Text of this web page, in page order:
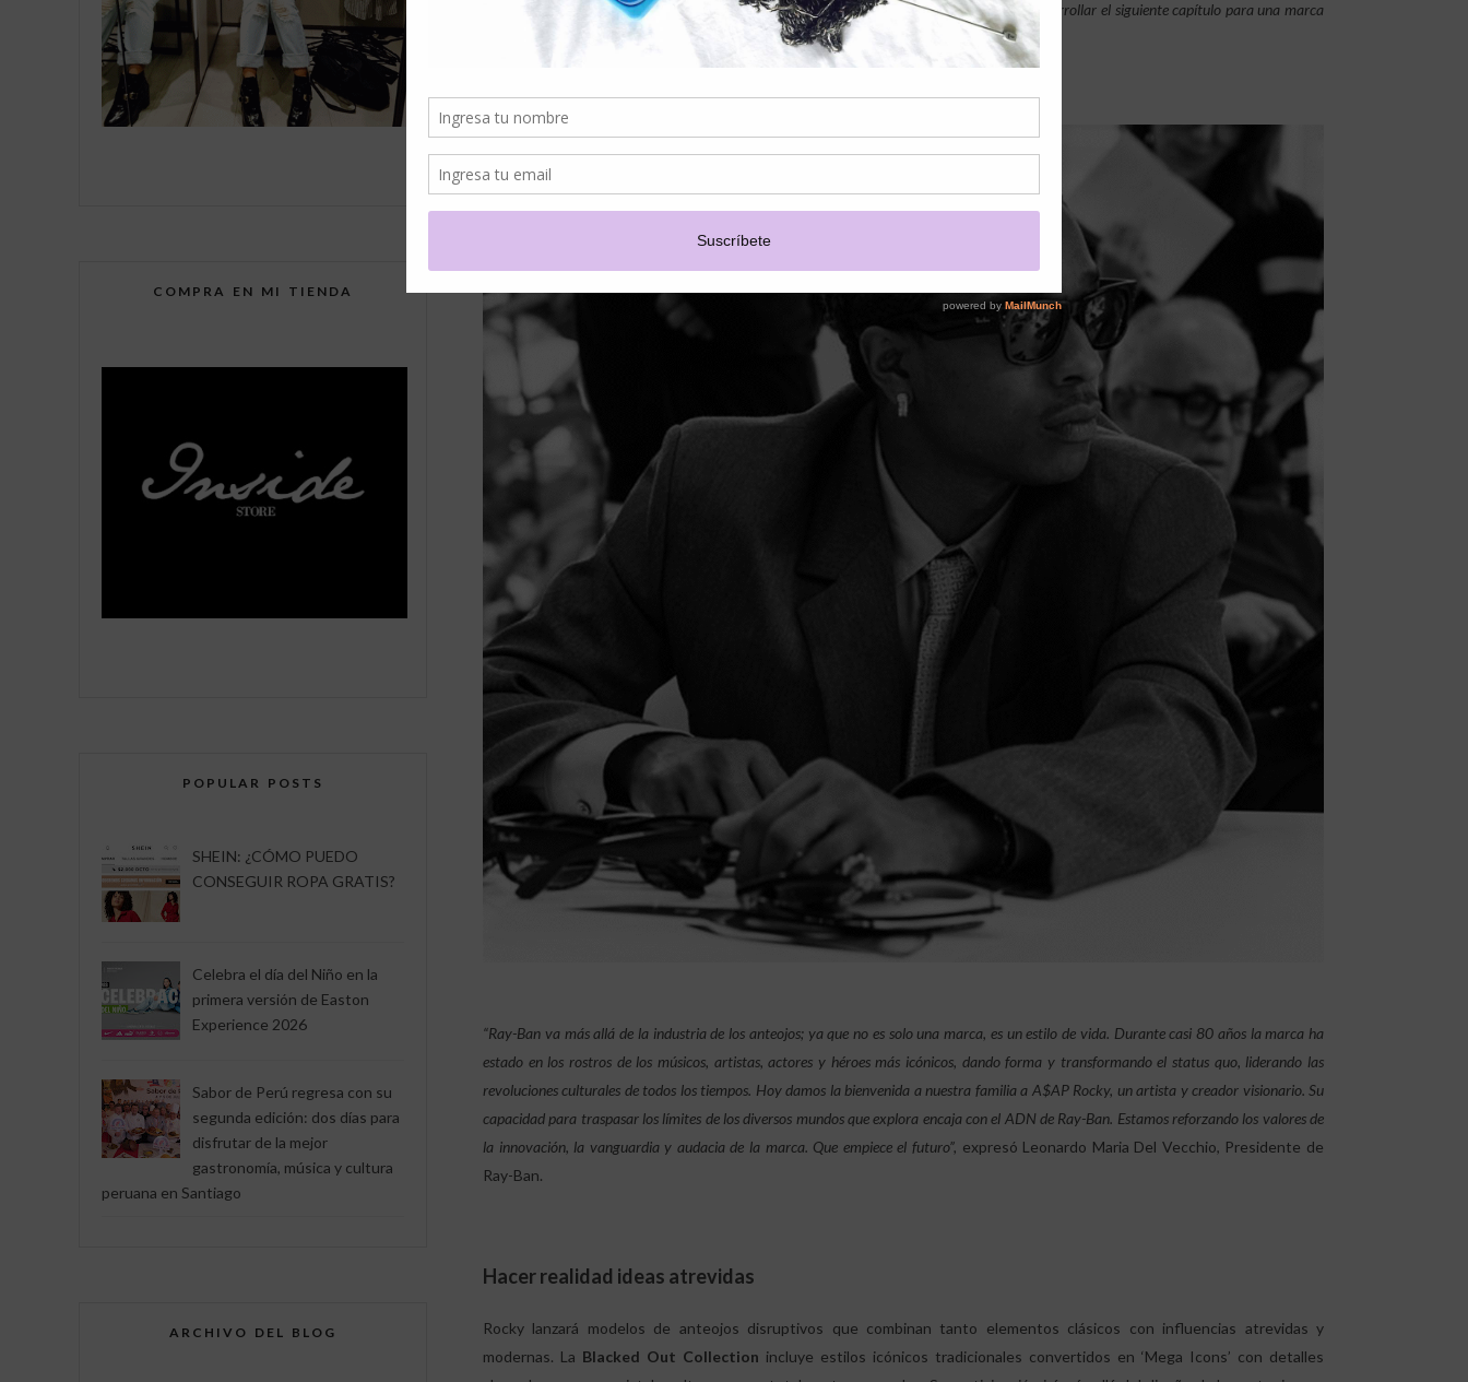
Rocky respecto a su nombramiento. “Estoy emocionado de formar parte de este legado y desarrollar el siguiente capítulo para una marca
, agregó.
“Ray-Ban va más allá de la industria de los anteojos; ya que no es solo una marca, es un estilo de vida. Durante casi 80 años la marca ha
estado en los rostros de los músicos, artistas, actores y héroes más icónicos, dando forma y transformando el status quo, liderando las
revoluciones culturales de todos los tiempos. Hoy damos la bienvenida a nuestra familia a A$AP Rocky, un artista y creador visionario. Su
capacidad para traspasar los límites de los diversos mundos que explora encaja con el ADN de Ray-Ban. Estamos reforzando los valores de
la innovación, la vanguardia y audacia de la marca. Que empiece el futuro”, expresó Leonardo Maria Del Vecchio, Presidente de
Ray-Ban.
Hacer realidad ideas atrevidas
Rocky lanzará modelos de anteojos disruptivos que combinan tanto elementos clásicos con influencias atrevidas y
modernas. La Blacked Out Collection incluye estilos icónicos tradicionales convertidos en ‘Mega Icons’ con detalles
COMPRA EN MI TIENDA
POPULAR POSTS
SHEIN: ¿CÓMO PUEDO
CONSEGUIR ROPA GRATIS?
Celebra el día del Niño en la
primera versión de Easton
Experience 2026
Sabor de Perú regresa con su
segunda edición: dos días para
disfrutar de la mejor
gastronomía, música y cultura
peruana en Santiago
ARCHIVO DEL BLOG